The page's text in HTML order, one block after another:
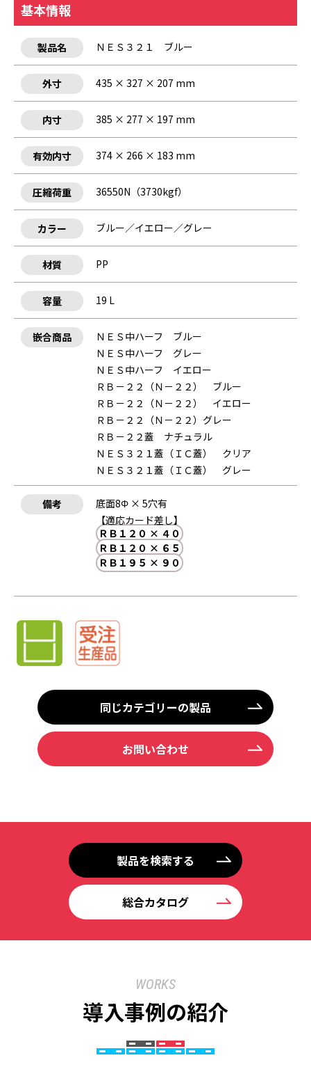
基本情報
製品名 ＮＥＳ３２１ ブルー
外寸 435 × 327 × 207 mm
内寸 385 × 277 × 197 mm
有効内寸 374 × 266 × 183 mm
圧縮荷重 36550N（3730kgf）
カラー ブルー／イエロー／グレー
材質 PP
容量 19 L
嵌合商品
ＮＥＳ中ハーフ ブルー
ＮＥＳ中ハーフ グレー
ＮＥＳ中ハーフ イエロー
ＲＢ－２２（Ｎ－２２） ブルー
ＲＢ－２２（Ｎ－２２） イエロー
ＲＢ－２２（Ｎ－２２）グレー
ＲＢ－２２蓋 ナチュラル
ＮＥＳ３２１蓋（ＩＣ蓋） クリア
ＮＥＳ３２１蓋（ＩＣ蓋） グレー
備考
底面8Φ × 5穴有
【適応カード差し】
ＲＢ１２０ × ４０
ＲＢ１２０ × ６５
ＲＢ１９５ × ９０
同じカテゴリーの製品
お問い合わせ
製品を検索する
総合カタログ
WORKS
導入事例の紹介